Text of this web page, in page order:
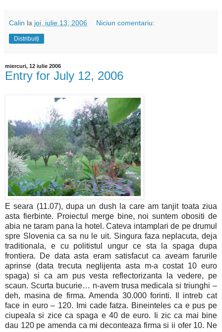
Calin la joi, iulie 13, 2006 Niciun comentariu:
Distribuiți
miercuri, 12 iulie 2006
Entry for July 12, 2006
E seara (11.07), dupa un dush la care am tanjit toata ziua
asta fierbinte. Proiectul merge bine, noi suntem obositi de
abia ne taram pana la hotel. Cateva intamplari de pe drumul
spre Slovenia ca sa nu le uit. Singura faza neplacuta, deja
traditionala, e cu politistul ungur ce sta la spaga dupa
frontiera. De data asta eram satisfacut ca aveam farurile
aprinse (data trecuta neglijenta asta m-a costat 10 euro
spaga) si ca am pus vesta reflectorizanta la vedere, pe
scaun. Scurta bucurie… n-avem trusa medicala si triunghi –
deh, masina de firma. Amenda 30.000 forinti. Il intreb cat
face in euro – 120. Imi cade fatza. Bineinteles ca e pus pe
ciupeala si zice ca spaga e 40 de euro. Ii zic ca mai bine
dau 120 pe amenda ca mi deconteaza firma si ii ofer 10. Ne